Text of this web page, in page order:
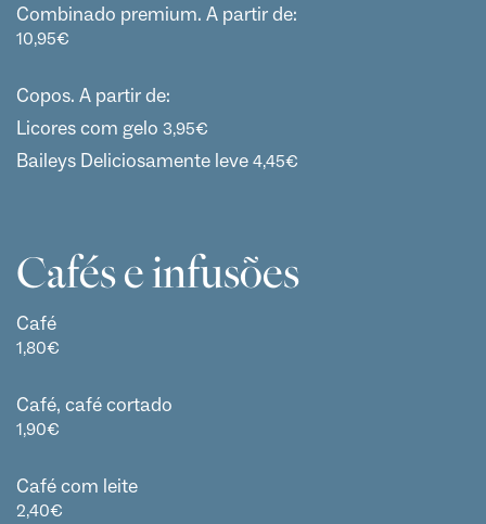
Combinado premium. A partir de:
10,95€
Copos. A partir de:
Licores com gelo 3,95€
Baileys Deliciosamente leve 4,45€
Cafés e infusões
Café
1,80€
Café, café cortado
1,90€
Café com leite
2,40€